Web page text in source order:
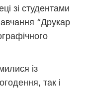
зі студентами
“Друкар
із
так і